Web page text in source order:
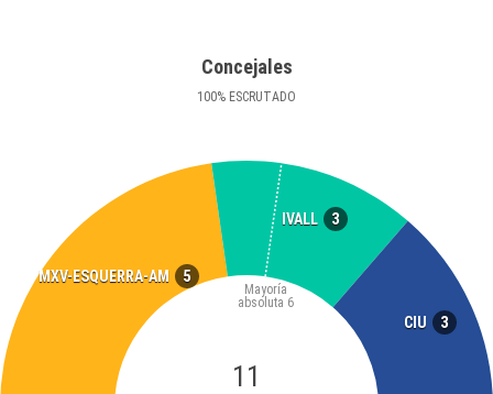
Concejales
100% ESCRUTADO
MXV-ESQUERRA-AM 5
IVALL 3
CIU 3
11
Mayoría
absoluta 6